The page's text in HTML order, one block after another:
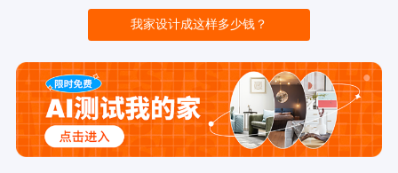
我家设计成这样多少钱？